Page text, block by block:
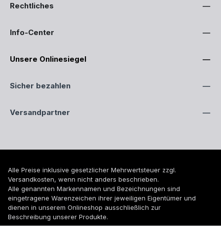
Rechtliches
Info-Center
Unsere Onlinesiegel
Sicher bezahlen
Versandpartner
Alle Preise inklusive gesetzlicher Mehrwertsteuer zzgl.
Versandkosten, wenn nicht anders beschrieben.
Alle genannten Markennamen und Bezeichnungen sind
eingetragene Warenzeichen ihrer jeweiligen Eigentümer und
dienen in unserem Onlineshop ausschließlich zur
Beschreibung unserer Produkte.